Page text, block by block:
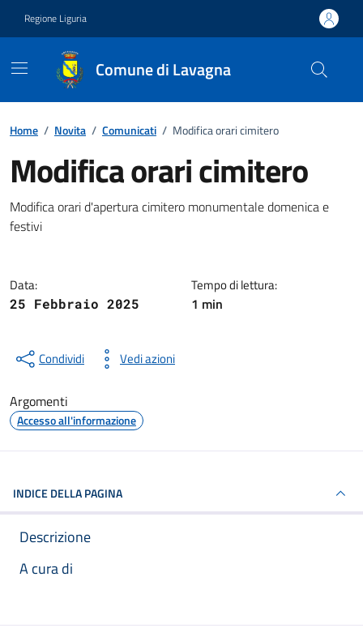
Regione Liguria
Comune di Lavagna
Home / Novita / Comunicati / Modifica orari cimitero
Modifica orari cimitero
Notizia
Modifica orari d'apertura cimitero monumentale domenica e
festivi
Data:
25 Febbraio 2025
Tempo di lettura:
1 min
Condividi Vedi azioni
Argomenti
Accesso all'informazione
INDICE DELLA PAGINA
Descrizione
A cura di